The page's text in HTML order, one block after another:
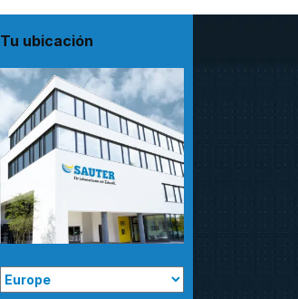
Tu ubicación